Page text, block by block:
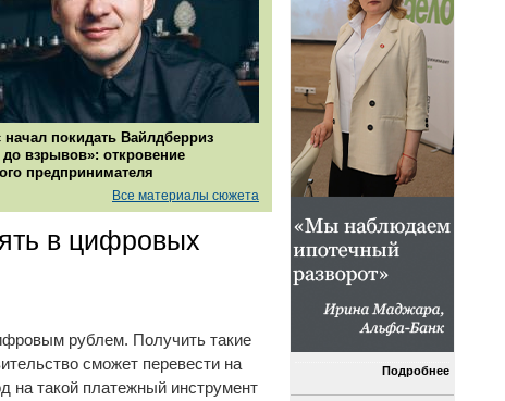
начал покидать Вайлдберриз
до взрывов»: откровение
предпринимателя
Все материалы сюжета
в цифровых
рублем. Получить такие
сможет перевести на
на такой платежный инструмент
Подробнее